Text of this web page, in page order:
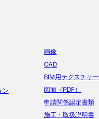
ン
画像
CAD
BIM用テクスチャー
図面（PDF）
申請関係認定書類
施工・取扱説明書